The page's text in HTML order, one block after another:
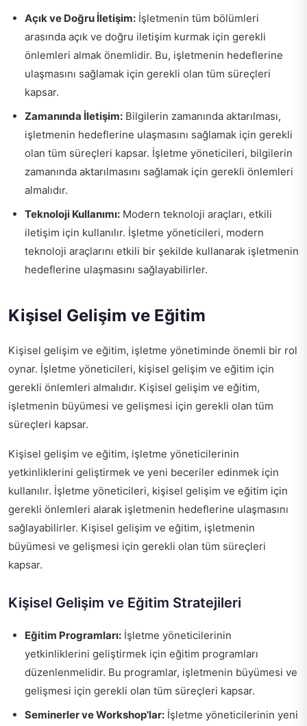
Açık ve Doğru İletişim: İşletmenin tüm bölümleri
arasında açık ve doğru iletişim kurmak için gerekli
önlemleri almak önemlidir. Bu, işletmenin hedeflerine
ulaşmasını sağlamak için gerekli olan tüm süreçleri
kapsar.
Zamanında İletişim: Bilgilerin zamanında aktarılması,
işletmenin hedeflerine ulaşmasını sağlamak için gerekli
olan tüm süreçleri kapsar. İşletme yöneticileri, bilgilerin
zamanında aktarılmasını sağlamak için gerekli önlemleri
almalıdır.
Teknoloji Kullanımı: Modern teknoloji araçları, etkili
iletişim için kullanılır. İşletme yöneticileri, modern
teknoloji araçlarını etkili bir şekilde kullanarak işletmenin
hedeflerine ulaşmasını sağlayabilirler.
Kişisel Gelişim ve Eğitim
Kişisel gelişim ve eğitim, işletme yönetiminde önemli bir rol
oynar. İşletme yöneticileri, kişisel gelişim ve eğitim için
gerekli önlemleri almalıdır. Kişisel gelişim ve eğitim,
işletmenin büyümesi ve gelişmesi için gerekli olan tüm
süreçleri kapsar.
Kişisel gelişim ve eğitim, işletme yöneticilerinin
yetkinliklerini geliştirmek ve yeni beceriler edinmek için
kullanılır. İşletme yöneticileri, kişisel gelişim ve eğitim için
gerekli önlemleri alarak işletmenin hedeflerine ulaşmasını
sağlayabilirler. Kişisel gelişim ve eğitim, işletmenin
büyümesi ve gelişmesi için gerekli olan tüm süreçleri
kapsar.
Kişisel Gelişim ve Eğitim Stratejileri
Eğitim Programları: İşletme yöneticilerinin
yetkinliklerini geliştirmek için eğitim programları
düzenlenmelidir. Bu programlar, işletmenin büyümesi ve
gelişmesi için gerekli olan tüm süreçleri kapsar.
Seminerler ve Workshop'lar: İşletme yöneticilerinin yeni